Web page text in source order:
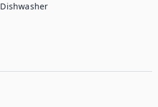
Dishwasher